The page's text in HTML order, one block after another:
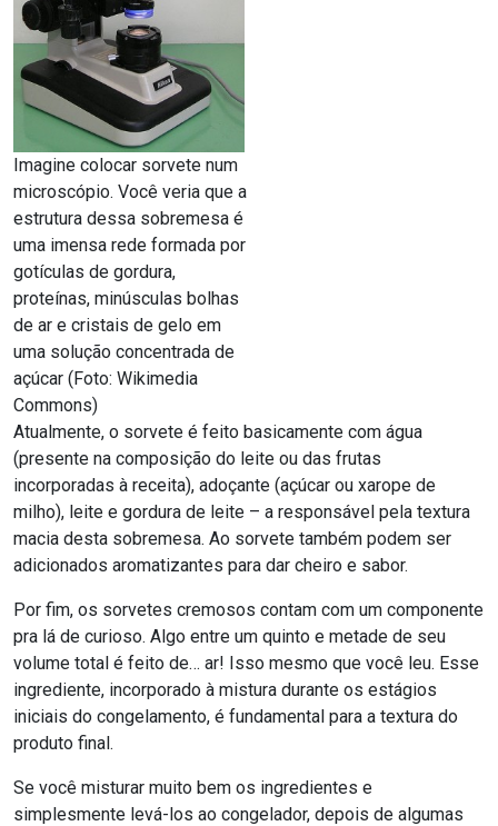
Imagine colocar sorvete num
microscópio. Você veria que a
estrutura dessa sobremesa é
uma imensa rede formada por
gotículas de gordura,
proteínas, minúsculas bolhas
de ar e cristais de gelo em
uma solução concentrada de
açúcar (Foto: Wikimedia
Commons)
Atualmente, o sorvete é feito basicamente com água
(presente na composição do leite ou das frutas
incorporadas à receita), adoçante (açúcar ou xarope de
milho), leite e gordura de leite – a responsável pela textura
macia desta sobremesa. Ao sorvete também podem ser
adicionados aromatizantes para dar cheiro e sabor.
Por fim, os sorvetes cremosos contam com um componente
pra lá de curioso. Algo entre um quinto e metade de seu
volume total é feito de… ar! Isso mesmo que você leu. Esse
ingrediente, incorporado à mistura durante os estágios
iniciais do congelamento, é fundamental para a textura do
produto final.
Se você misturar muito bem os ingredientes e
simplesmente levá-los ao congelador, depois de algumas